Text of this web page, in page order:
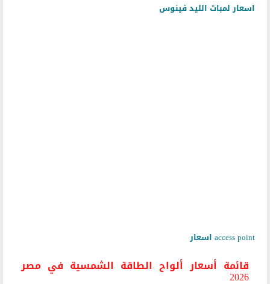
اسعار لمبات الليد فينوس
access point اسعار
قائمة أسعار ألواح الطاقة الشمسية في مصر